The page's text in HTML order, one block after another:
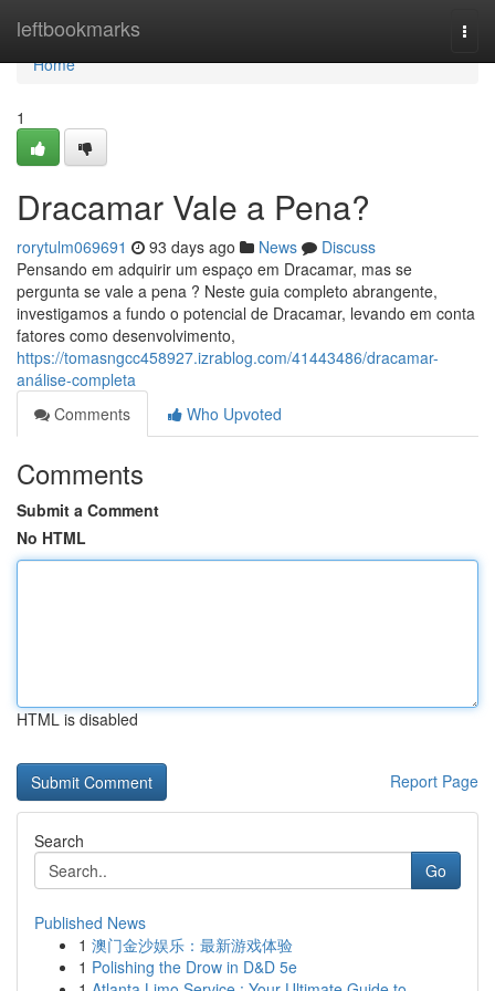
leftbookmarks
Home
Home
1
Dracamar Vale a Pena?
rorytulm069691 93 days ago News
Discuss
Pensando em adquirir um espaço em Dracamar, mas se
pergunta se vale a pena ? Neste guia completo abrangente,
investigamos a fundo o potencial de Dracamar, levando em conta
fatores como desenvolvimento,
https://tomasngcc458927.izrablog.com/41443486/dracamar-
análise-completa
Comments
Who Upvoted
Comments
Submit a Comment
No HTML
HTML is disabled
Report Page
Search
Go
Published News
1 澳门金沙娱乐：最新游戏体验
1 Polishing the Drow in D&D 5e